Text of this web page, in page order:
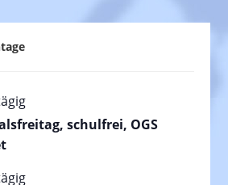
schulfrei, OGS